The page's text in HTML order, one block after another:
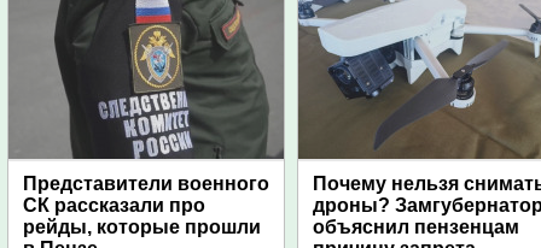
Представители военного
СК рассказали про
рейды, которые прошли
Почему нельзя
дроны?
объяснил пензенцам